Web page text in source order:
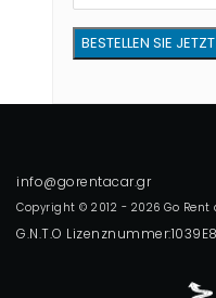
Copyright © 2012 - 2026 Go
G.N.T.O